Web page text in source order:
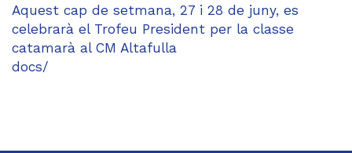
Aquest cap de setmana, 27 i 28 de juny, es
celebrarà el Trofeu President per la classe
catamarà al CM Altafulla
docs/